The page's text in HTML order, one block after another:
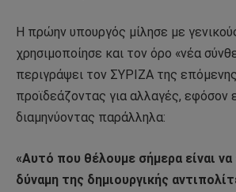
Η πρώην υπουργός μίλησε με
χρησιμοποίησε και τον όρο «νέα
περιγράψει τον ΣΥΡΙΖΑ της
προϊδεάζοντας για αλλαγές, εφόσον
διαμηνύοντας παράλληλα:
«Αυτό που θέλουμε σήμερα είναι να
δύναμη της δημιουργικής